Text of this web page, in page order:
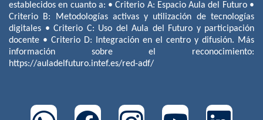
establecidos en cuanto a: • Criterio A: Espacio Aula del Futuro •
Criterio B: Metodologías activas y utilización de tecnologías
digitales • Criterio C: Uso del Aula del Futuro y participación
docente • Criterio D: Integración en el centro y difusión. Más
información sobre el reconocimiento:
https://auladelfuturo.intef.es/red-adf/